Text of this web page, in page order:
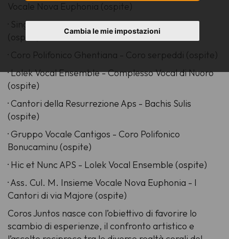
Cambia le mie impostazioni
Vocale Nova Euphonia (ospite)
· Singers club sister’ Choir - Off Key Ensemble
(ospite)
· Coro Polifonico Ghentiana - Coro serpeddi (ospite)
· Lolek Vocal Ensemble - Complesso Vocal di Nuoro
(ospite)
· Cantori della Resurrezione Aps - Bachis Sulis
(ospite)
· Gruppo Vocale Cantigos - Coro Polifonico
Bonucaminu (ospite)
· Hic et Nunc APS - Lolek Vocal Ensemble (ospite)
· Ass. Cul. M. Insieme Vocale Nova Euphonia - I
Cantori di via Majore (ospite)
Coros Juntos nasce con l’obiettivo di favorire lo
scambio di esperienze, il confronto artistico e